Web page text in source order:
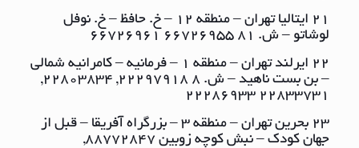
21 ایتالیا تهران – منطقه ١٢ – خ. حافظ – خ. نوفل
لوشاتو – ش. ٨١ ٦٦٧٢٦٩٥٥ ٦٦٧٢٦٩٦١
22 ایرلند تهران – منطقه ١ – فرمانیه – کامرانیه شمالی
– بن بست ناهید – ش. ٨ ٢٢٢٩٧٩١٨, ٢٢٨٠٣٨٣٤,
٢٢٨٣٣٧٣١ ٢٢٢٨٦٩٣٣
23 بحرین تهران – منطقه ٣ – بزرگراه آفریقا – قبل از
جهان کودک – نبش کوچه زوبین ٨٨٧٧٢٨٤٧,